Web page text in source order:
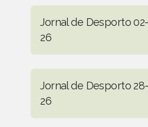
Jornal de Desporto
26
Jornal de Desporto
26